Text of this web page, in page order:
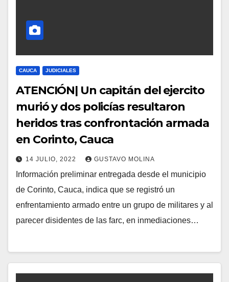
CAUCA JUDICIALES
ATENCIÓN| Un capitán del ejercito
murió y dos policías resultaron
heridos tras confrontación armada
en Corinto, Cauca
14 JULIO, 2022 GUSTAVO MOLINA
Información preliminar entregada desde el municipio
de Corinto, Cauca, indica que se registró un
enfrentamiento armado entre un grupo de militares y al
parecer disidentes de las farc, en inmediaciones…